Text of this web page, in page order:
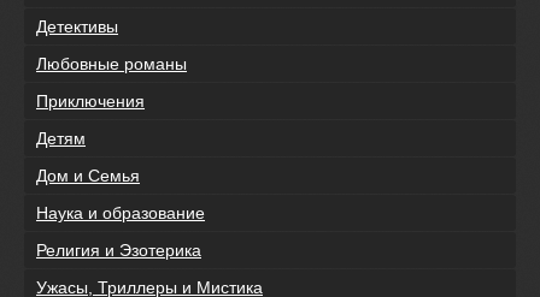
Детективы
Любовные романы
Приключения
Детям
Дом и Семья
Наука и образование
Религия и Эзотерика
Ужасы, Триллеры и Мистика